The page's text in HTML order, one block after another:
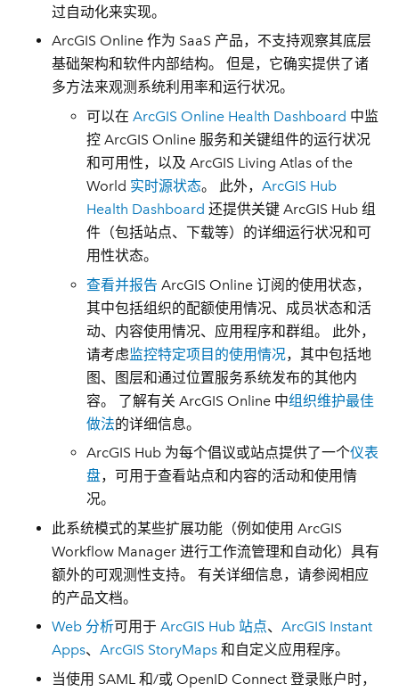
过自动化来实现。
ArcGIS Online 作为 SaaS 产品，不支持观察其底层
基础架构和软件内部结构。 但是，它确实提供了诸
多方法来观测系统利用率和运行状况。
可以在ArcGIS Online Health Dashboard 中监
控 ArcGIS Online 服务和关键组件的运行状况
和可用性，以及 ArcGIS Living Atlas of the
World 实时源状态。 此外，ArcGIS Hub
Health Dashboard 还提供关键 ArcGIS Hub 组
件（包括站点、下载等）的详细运行状况和可
用性状态。
查看并报告 ArcGIS Online 订阅的使用状态，
其中包括组织的配额使用情况、成员状态和活
动、内容使用情况、应用程序和群组。 此外，
请考虑监控特定项目的使用情况，其中包括地
图、图层和通过位置服务系统发布的其他内
容。 了解有关 ArcGIS Online 中组织维护最佳
做法的详细信息。
ArcGIS Hub 为每个倡议或站点提供了一个仪表
盘，可用于查看站点和内容的活动和使用情
况。
此系统模式的某些扩展功能（例如使用 ArcGIS
Workflow Manager 进行工作流管理和自动化）具有
额外的可观测性支持。 有关详细信息，请参阅相应
的产品文档。
Web 分析可用于ArcGIS Hub 站点、ArcGIS Instant
Apps、ArcGIS StoryMaps 和自定义应用程序。
当使用 SAML 和/或 OpenID Connect 登录账户时，